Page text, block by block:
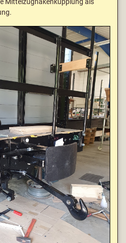
Mittelzughakenkupplung als